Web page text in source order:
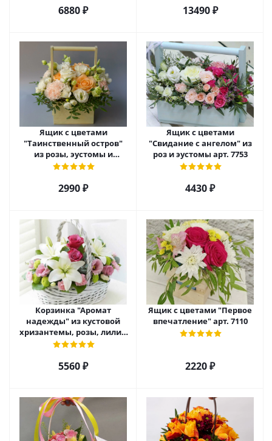
6880 ₽ 13490 ₽
Ящик с цветами
"Таинственный остров"
из розы, эустомы и
диантуса арт. 7754
2990 ₽
Ящик с цветами
"Свидание с ангелом" из
роз и эустомы арт. 7753
4430 ₽
Корзинка "Аромат
надежды" из кустовой
хризантемы, розы, лилий
и эустомы. арт. 7751
5560 ₽
Ящик с цветами "Первое
впечатление" арт. 7110
2220 ₽